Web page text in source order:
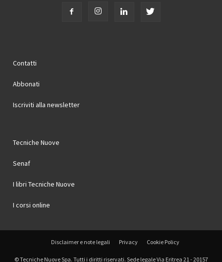
Contatti
Abbonati
Iscriviti alla newsletter
Tecniche Nuove
Senaf
I libri Tecniche Nuove
I corsi online
Disclaimer e note legali Privacy Cookie Policy
© Tecniche Nuove Spa. Tutti i diritti riservati. Sede legale Via Eritrea 21 - 20157